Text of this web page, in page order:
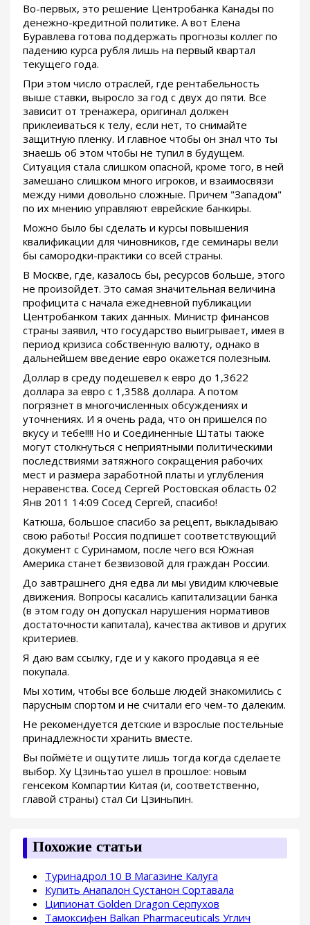
Во-первых, это решение Центробанка Канады по
денежно-кредитной политике. А вот Елена
Буравлева готова поддержать прогнозы коллег по
падению курса рубля лишь на первый квартал
текущего года.
При этом число отраслей, где рентабельность
выше ставки, выросло за год с двух до пяти. Все
зависит от тренажера, оригинал должен
приклеиваться к телу, если нет, то снимайте
защитную пленку. И главное чтобы он знал что ты
знаешь об этом чтобы не тупил в будущем.
Ситуация стала слишком опасной, кроме того, в ней
замешано слишком много игроков, и взаимосвязи
между ними довольно сложные. Причем "Западом"
по их мнению управляют еврейские банкиры.
Можно было бы сделать и курсы повышения
квалификации для чиновников, где семинары вели
бы самородки-практики со всей страны.
В Москве, где, казалось бы, ресурсов больше, этого
не произойдет. Это самая значительная величина
профицита с начала ежедневной публикации
Центробанком таких данных. Министр финансов
страны заявил, что государство выигрывает, имея в
период кризиса собственную валюту, однако в
дальнейшем введение евро окажется полезным.
Доллар в среду подешевел к евро до 1,3622
доллара за евро с 1,3588 доллара. А потом
погрязнет в многочисленных обсуждениях и
уточнениях. И я очень рада, что он пришелся по
вкусу и тебе!!!! Но и Соединенные Штаты также
могут столкнуться с неприятными политическими
последствиями затяжного сокращения рабочих
мест и размера заработной платы и углубления
неравенства. Сосед Сергей Ростовская область 02
Янв 2011 14:09 Сосед Сергей, спасибо!
Катюша, большое спасибо за рецепт, выкладываю
свою работы! Россия подпишет соответствующий
документ с Суринамом, после чего вся Южная
Америка станет безвизовой для граждан России.
До завтрашнего дня едва ли мы увидим ключевые
движения. Вопросы касались капитализации банка
(в этом году он допускал нарушения нормативов
достаточности капитала), качества активов и других
критериев.
Я даю вам ссылку, где и у какого продавца я её
покупала.
Мы хотим, чтобы все больше людей знакомились с
парусным спортом и не считали его чем-то далеким.
Не рекомендуется детские и взрослые постельные
принадлежности хранить вместе.
Вы поймёте и ощутите лишь тогда когда сделаете
выбор. Ху Цзиньтао ушел в прошлое: новым
генсеком Компартии Китая (и, соответственно,
главой страны) стал Си Цзиньпин.
Похожие статьи
Туринадрол 10 В Магазине Калуга
Купить Анапалон Сустанон Сортавала
Ципионат Golden Dragon Серпухов
Тамоксифен Balkan Pharmaceuticals Углич